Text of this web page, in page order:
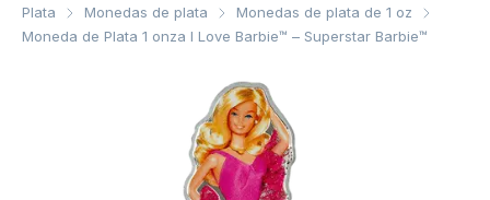
Plata Monedas de plata
Monedas de plata de 1 oz
Moneda de Plata 1 onza I Love Barbie™ – Superstar Barbie™